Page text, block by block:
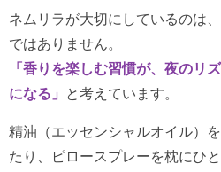
ネムリラが大切にしているのは
ではありません。
「香りを楽しむ習慣が、夜のリ
になる」
と考えています。
精油（エッセンシャルオイル）
たり、ピロースプレーを枕にひと